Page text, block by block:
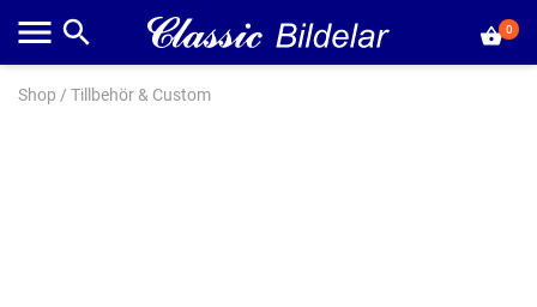
0
Shop / Tillbehör & Custom